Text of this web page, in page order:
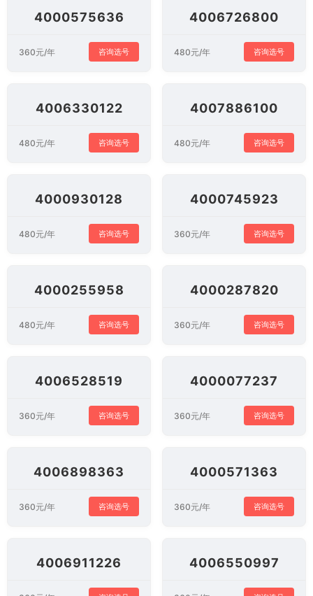
4000575636
360元/年 咨询选号
4006726800
480元/年 咨询选号
4006330122
480元/年 咨询选号
4007886100
480元/年 咨询选号
4000930128
480元/年 咨询选号
4000745923
360元/年 咨询选号
4000255958
480元/年 咨询选号
4000287820
360元/年 咨询选号
4006528519
360元/年 咨询选号
4000077237
360元/年 咨询选号
4006898363
360元/年 咨询选号
4000571363
360元/年 咨询选号
4006911226 4006550997